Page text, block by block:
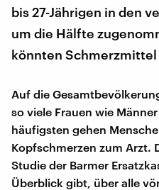
bis 27-Jährigen in den
um die Hälfte
könnten Schmerzmittel
Auf die
so viele Frauen wie
häufigsten gehen
Kopfschmerzen zum Arzt.
Studie der Barmer
Überblick gibt, über alle